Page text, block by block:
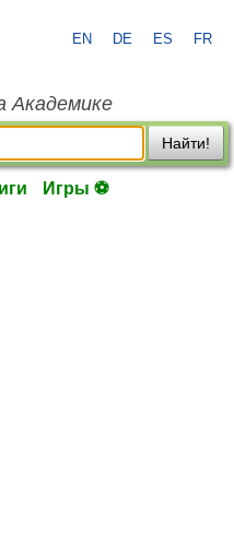
EN DE ES FR
Академике
Найти!
Игры ⚽